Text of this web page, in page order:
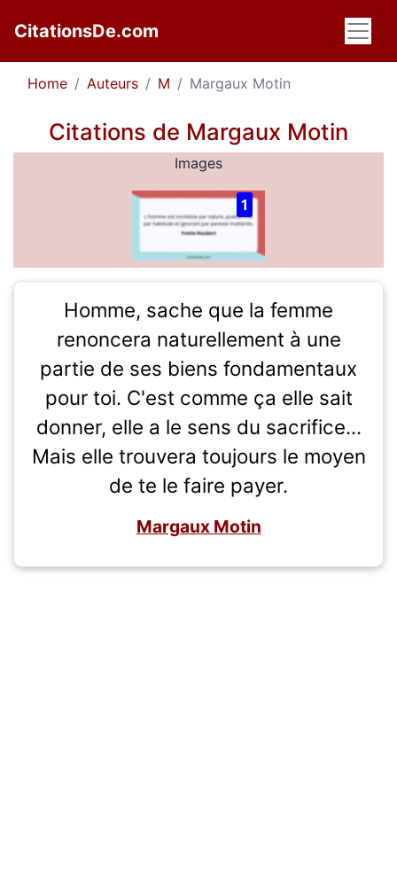
CitationsDe.com
Home Auteurs M Margaux Motin
Citations de Margaux Motin
Images
1
Homme, sache que la femme
renoncera naturellement à une
partie de ses biens fondamentaux
pour toi. C'est comme ça elle sait
donner, elle a le sens du sacrifice...
Mais elle trouvera toujours le moyen
de te le faire payer.
Margaux Motin